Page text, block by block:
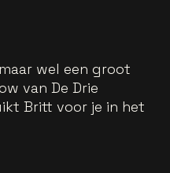
wel een groot
van De Drie
Britt voor je in het